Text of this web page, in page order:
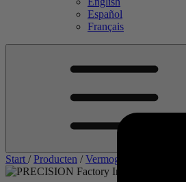
Español
Français
Start / Producten / Vermogensmeters